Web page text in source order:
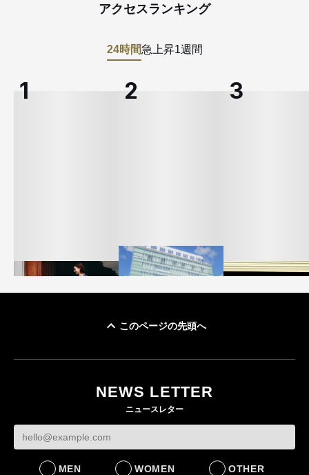
アクセスランキング
24時間急上昇1週間
ケットなど7型を発売
FASHION
FASHION
BUSINESS
このページの先頭へ
NEWS LETTER
ニュースレター
MEN WOMEN OTHER